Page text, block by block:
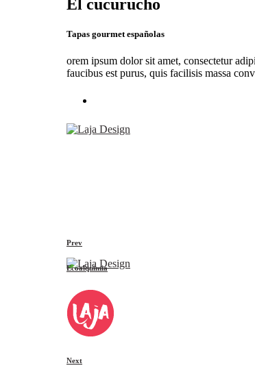
El cucurucho
Tapas gourmet españolas
orem ipsum dolor sit amet, consectetur
faucibus est purus, quis facilisis massa
Prev
Ecoalquimia
Next